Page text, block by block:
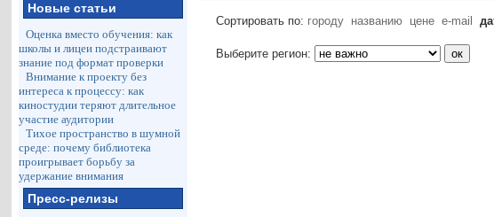
Новые статьи
Оценка вместо обучения: как
школы и лицеи подстраивают
знание под формат проверки
Внимание к проекту без
интереса к процессу: как
киностудии теряют длительное
участие аудитории
Тихое пространство в шумной
среде: почему библиотека
проигрывает борьбу за
удержание внимания
Пресс-релизы
Сортировать по: городу названию цене e-mail
Выберите регион: